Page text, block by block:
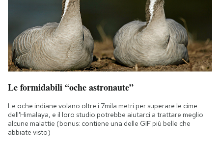
Le formidabili “oche astronaute”
Le oche indiane volano oltre i 7mila metri per superare le cime
dell'Himalaya, e il loro studio potrebbe aiutarci a trattare meglio
alcune malattie (bonus: contiene una delle GIF più belle che
abbiate visto)